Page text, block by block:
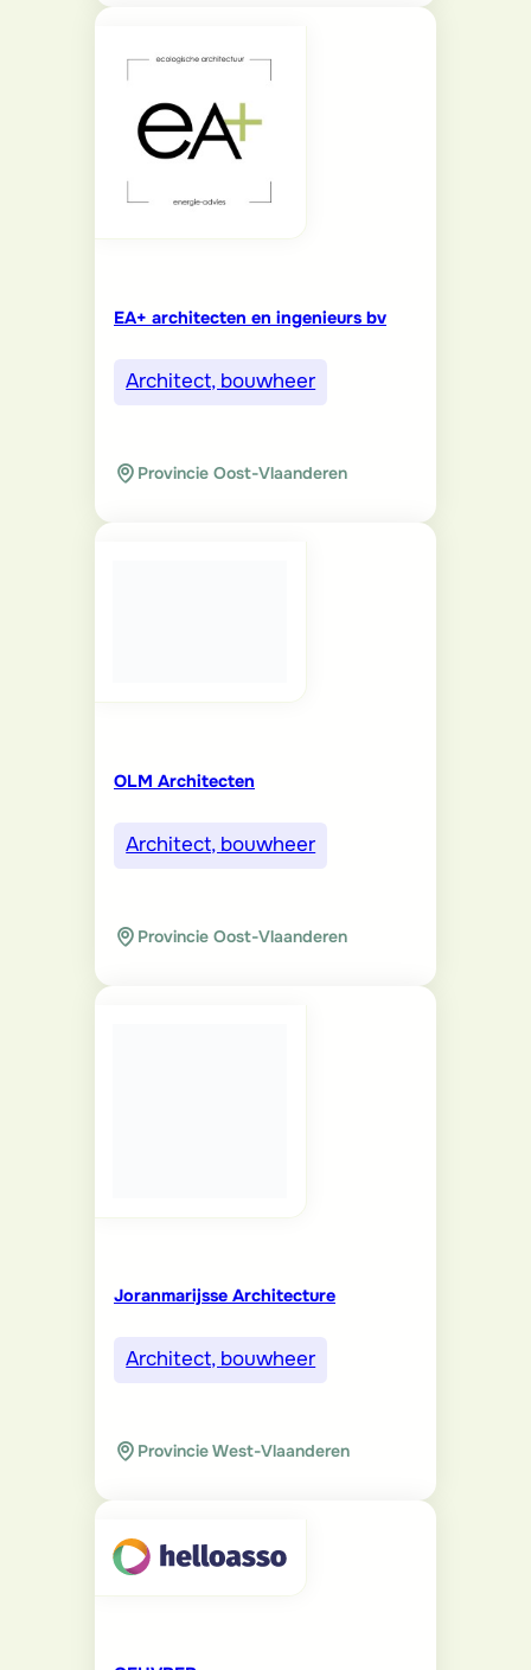
EA+ architecten en ingenieurs bv
Architect, bouwheer
Provincie Oost-Vlaanderen
OLM Architecten
Architect, bouwheer
Provincie Oost-Vlaanderen
Joranmarijsse Architecture
Architect, bouwheer
Provincie West-Vlaanderen